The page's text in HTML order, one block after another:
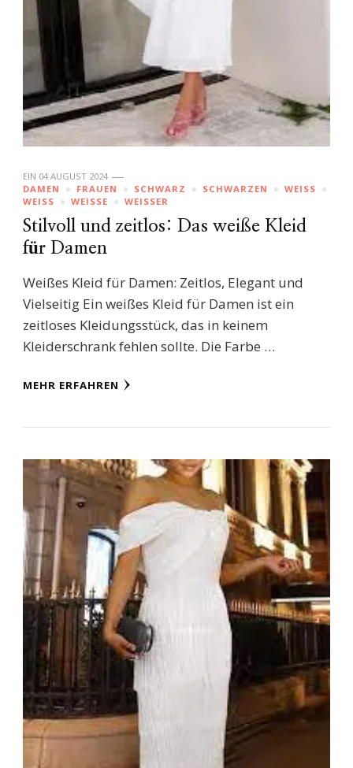
EIN 04 AUGUST 2024
DAMEN
FRAUEN SCHWARZ SCHWARZEN
WEISS
WEISS
WEISSE WEISSER
Stilvoll und zeitlos: Das weiße Kleid
für Damen
Weißes Kleid für Damen: Zeitlos, Elegant und
Vielseitig Ein weißes Kleid für Damen ist ein
zeitloses Kleidungsstück, das in keinem
Kleiderschrank fehlen sollte. Die Farbe …
MEHR ERFAHREN